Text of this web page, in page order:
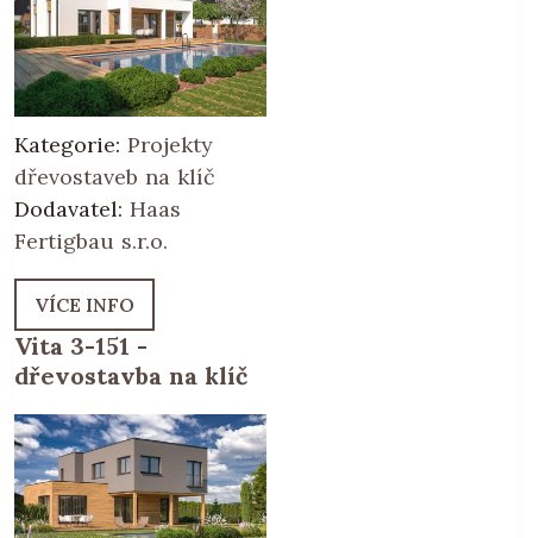
Kategorie: Projekty
dřevostaveb na klíč
Dodavatel: Haas
Fertigbau s.r.o.
VÍCE INFO
Vita 3-151 -
dřevostavba na klíč